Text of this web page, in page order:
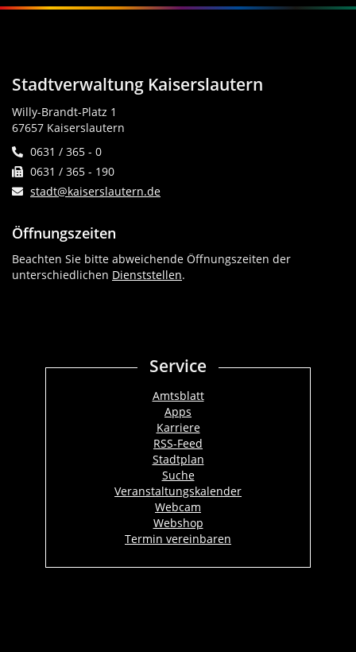
Stadtverwaltung Kaiserslautern
Willy-Brandt-Platz 1
67657 Kaiserslautern
0631 / 365 - 0
0631 / 365 - 190
stadt@kaiserslautern.de
Öffnungszeiten
Beachten Sie bitte abweichende Öffnungszeiten der
unterschiedlichen Dienststellen.
Service
Amtsblatt
Apps
Karriere
RSS-Feed
Stadtplan
Suche
Veranstaltungskalender
Webcam
Webshop
Termin vereinbaren